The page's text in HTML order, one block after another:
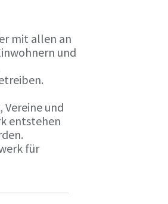
mit allen an
und
und
entstehen
für